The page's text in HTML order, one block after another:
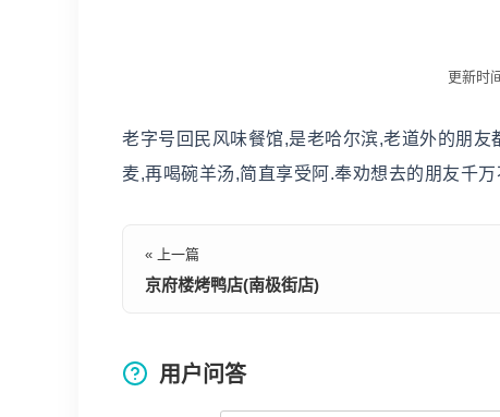
更新时
老字号回民风味餐馆,是老哈尔滨,老道外的朋
麦,再喝碗羊汤,简直享受阿.奉劝想去的朋友千
« 上一篇
京府楼烤鸭店(南极街店)
用户问答